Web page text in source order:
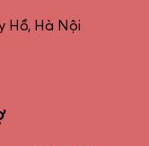
Hồ, Hà Nội